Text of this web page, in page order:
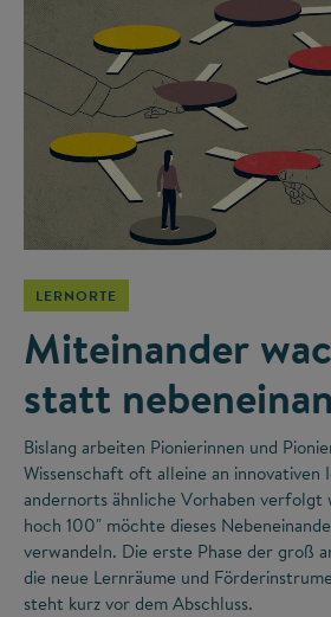
LERNORTE
Miteinander
statt
Bislang arbeiten Pionierinnen und
Wissenschaft oft alleine an innovativen
andernorts ähnliche Vorhaben verfolgt
hoch 100" möchte dieses
verwandeln. Die erste Phase der groß
die neue Lernräume und
steht kurz vor dem Abschluss.